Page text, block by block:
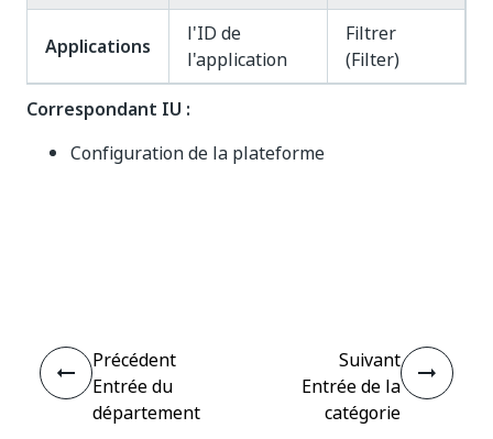
Applications
l'ID de
l'application
Filtrer
(Filter)
Correspondant IU :
Configuration de la plateforme
Précédent
Entrée du
département
Suivant
Entrée de la
catégorie